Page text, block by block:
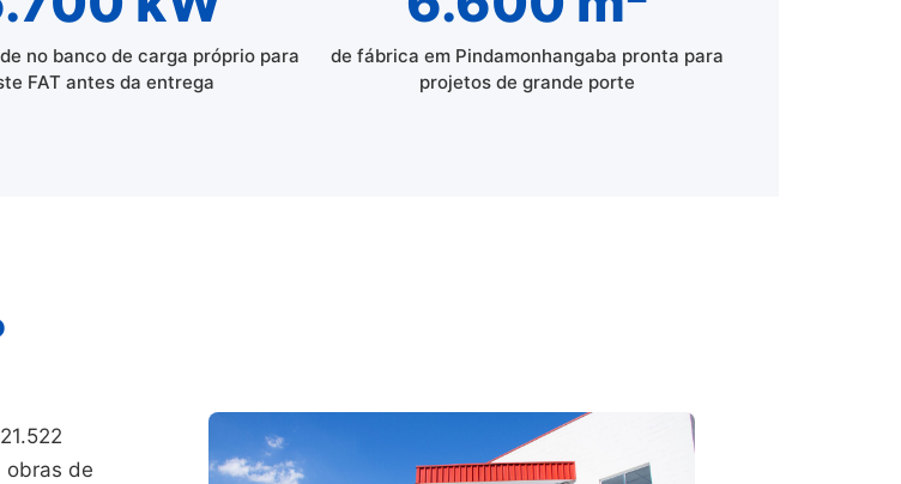
no banco de carga próprio para
FAT antes da entrega
de fábrica em Pindamonhangaba pronta para
projetos de grande porte
obras de